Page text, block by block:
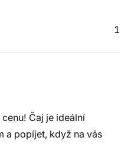
1
Čaj je ideální
a popíjet, když na vás